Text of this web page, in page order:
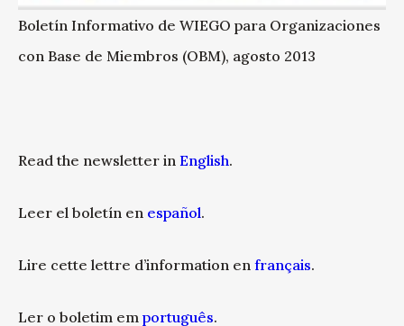
Boletín Informativo de WIEGO para Organizaciones
con Base de Miembros (OBM), agosto 2013
Read the newsletter in English.
Leer el boletín en español.
Lire cette lettre d’information en français.
Ler o boletim em português.